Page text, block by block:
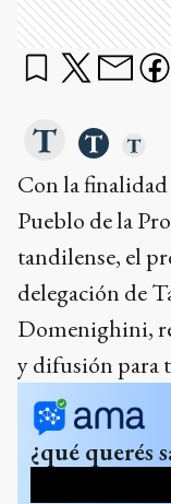
Con la finalidad
Pueblo de la
tandilense, el
delegación de
Domenighini,
y difusión para
¿qué querés